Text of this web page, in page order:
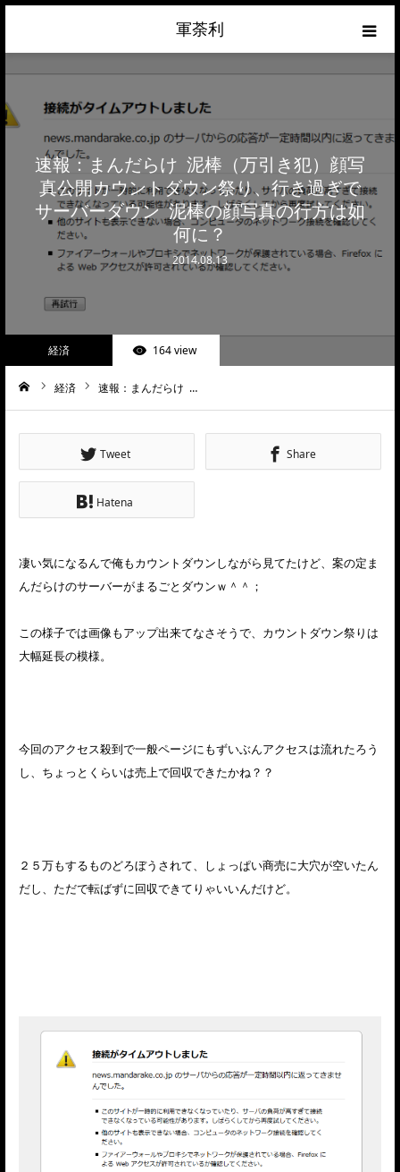
軍荼利
速報：まんだらけ 泥棒（万引き犯）顔写
真公開カウントダウン祭り、行き過ぎで
サーバーダウン 泥棒の顔写真の行方は如
何に？
2014.08.13
経済 164 view
経済 速報：まんだらけ …
Tweet Share
Hatena
凄い気になるんで俺もカウントダウンしながら見てたけど、案の定ま
んだらけのサーバーがまるごとダウンｗ＾＾；
この様子では画像もアップ出来てなさそうで、カウントダウン祭りは
大幅延長の模様。
今回のアクセス殺到で一般ページにもずいぶんアクセスは流れたろう
し、ちょっとくらいは売上で回収できたかね？？
２５万もするものどろぼうされて、しょっぱい商売に大穴が空いたん
だし、ただで転ばずに回収できてりゃいいんだけど。
経済
政治
ライフハック
about
お問合せ